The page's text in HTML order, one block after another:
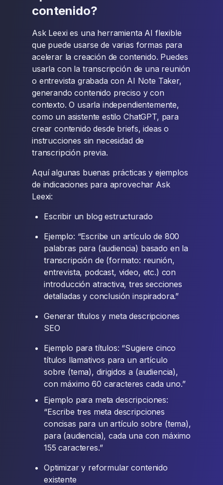
contenido?
Ask Leexi es una herramienta AI flexible
que puede usarse de varias formas para
acelerar la creación de contenido. Puedes
usarla con la transcripción de una reunión
o entrevista grabada con AI Note Taker,
generando contenido preciso y con
contexto. O usarla independientemente,
como un asistente estilo ChatGPT, para
crear contenido desde briefs, ideas o
instrucciones sin necesidad de
transcripción previa.
Aquí algunas buenas prácticas y ejemplos
de indicaciones para aprovechar Ask
Leexi:
Escribir un blog estructurado
Ejemplo: “Escribe un artículo de 800
palabras para (audiencia) basado en la
transcripción de (formato: reunión,
entrevista, podcast, video, etc.) con
introducción atractiva, tres secciones
detalladas y conclusión inspiradora.”
Generar títulos y meta descripciones
SEO
Ejemplo para títulos: “Sugiere cinco
títulos llamativos para un artículo
sobre (tema), dirigidos a (audiencia),
con máximo 60 caracteres cada uno.”
Ejemplo para meta descripciones:
“Escribe tres meta descripciones
concisas para un artículo sobre (tema),
para (audiencia), cada una con máximo
155 caracteres.”
Optimizar y reformular contenido
existente